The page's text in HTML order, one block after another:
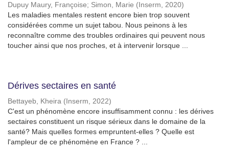
Dupuy Maury, Françoise; Simon, Marie ( Inserm, 2020)
Les maladies mentales restent encore bien trop souvent
considérées comme un sujet tabou. Nous peinons à les
reconnaître comme des troubles ordinaires qui peuvent nous
toucher ainsi que nos proches, et à intervenir lorsque ...
Dérives sectaires en santé
Bettayeb, Kheira ( Inserm, 2022)
C'est un phénomène encore insuffisamment connu : les dérives
sectaires constituent un risque sérieux dans le domaine de la
santé? Mais quelles formes empruntent-elles ? Quelle est
l'ampleur de ce phénomène en France ? ...